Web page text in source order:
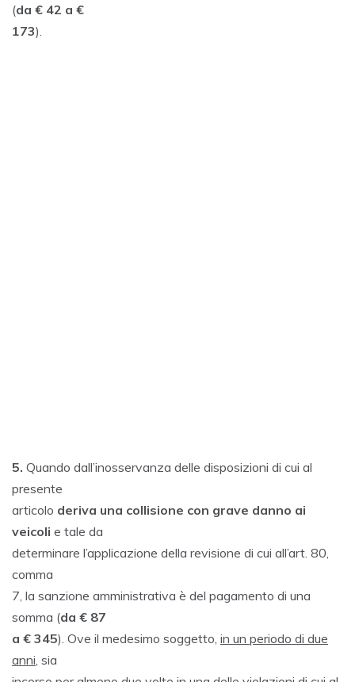
(da € 42 a €
173).
5. Quando dall’inosservanza delle disposizioni di cui al
presente
articolo deriva una collisione con grave danno ai
veicoli e tale da
determinare l’applicazione della revisione di cui all’art. 80,
comma
7, la sanzione amministrativa è del pagamento di una
somma (da € 87
a € 345). Ove il medesimo soggetto, in un periodo di due
anni , sia